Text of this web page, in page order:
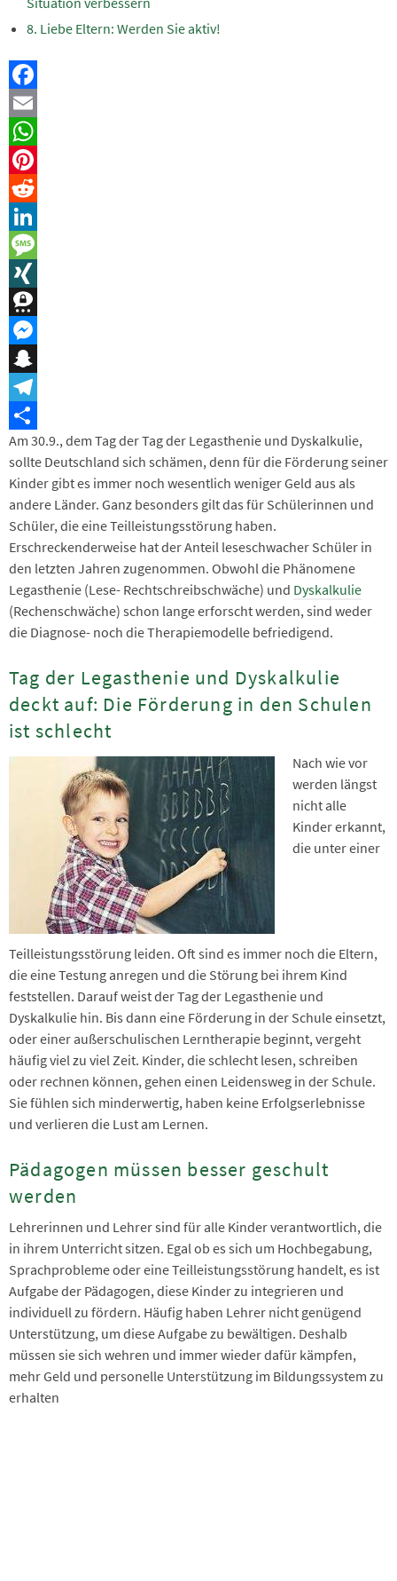
Liebe Eltern: Werden Sie aktiv!
Facebook
Email
WhatsApp
Pinterest
Reddit
LinkedIn
Message
XING
Threema
Messenger
Snapchat
Telegram
Teilen
Am 30.9., dem Tag der Tag der Legasthenie und Dyskalkulie,
sollte Deutschland sich schämen, denn für die Förderung seiner
Kinder gibt es immer noch wesentlich weniger Geld aus als
andere Länder. Ganz besonders gilt das für Schülerinnen und
Schüler, die eine Teilleistungsstörung haben.
Erschreckenderweise hat der Anteil leseschwacher Schüler in
den letzten Jahren zugenommen. Obwohl die Phänomene
Legasthenie (Lese- Rechtschreibschwäche) und Dyskalkulie
(Rechenschwäche) schon lange erforscht werden, sind weder
die Diagnose- noch die Therapiemodelle befriedigend.
Tag der Legasthenie und Dyskalkulie
deckt auf: Die Förderung in den Schulen
ist schlecht
Nach wie vor
werden längst
nicht alle
Kinder erkannt,
die unter einer
Teilleistungsstörung leiden. Oft sind es immer noch die Eltern,
die eine Testung anregen und die Störung bei ihrem Kind
feststellen. Darauf weist der Tag der Legasthenie und
Dyskalkulie hin. Bis dann eine Förderung in der Schule einsetzt,
oder einer außerschulischen Lerntherapie beginnt, vergeht
häufig viel zu viel Zeit. Kinder, die schlecht lesen, schreiben
oder rechnen können, gehen einen Leidensweg in der Schule.
Sie fühlen sich minderwertig, haben keine Erfolgserlebnisse
und verlieren die Lust am Lernen.
Pädagogen müssen besser geschult
werden
Lehrerinnen und Lehrer sind für alle Kinder verantwortlich, die
in ihrem Unterricht sitzen. Egal ob es sich um Hochbegabung,
Sprachprobleme oder eine Teilleistungsstörung handelt, es ist
Aufgabe der Pädagogen, diese Kinder zu integrieren und
individuell zu fördern. Häufig haben Lehrer nicht genügend
Unterstützung, um diese Aufgabe zu bewältigen. Deshalb
müssen sie sich wehren und immer wieder dafür kämpfen,
mehr Geld und personelle Unterstützung im Bildungssystem zu
erhalten